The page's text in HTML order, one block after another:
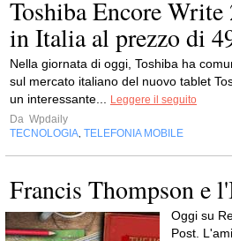
Toshiba Encore
in Italia al prezzo di
Nella giornata di oggi, Toshiba ha
sul mercato italiano del nuovo tablet
un interessante... Leggere il seguito
Da Wpdaily
TECNOLOGIA, TELEFONIA MOBILE
Francis Thompson e
Oggi su
Post.